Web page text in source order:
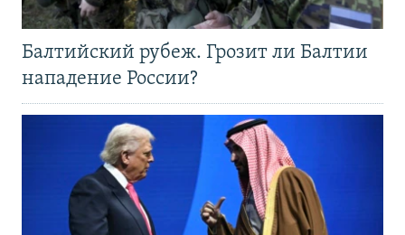
Балтийский рубеж. Грозит ли Балтии
нападение России?